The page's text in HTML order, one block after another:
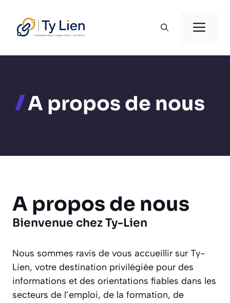
contenu
A propos de nous
A propos de nous
Bienvenue chez Ty-Lien
Nous sommes ravis de vous accueillir sur Ty-
Lien, votre destination privilégiée pour des
informations et des orientations fiables dans les
secteurs de l’emploi, de la formation, de